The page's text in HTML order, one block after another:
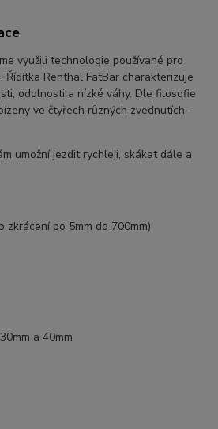
využili technologie používané pro
Řídítka Renthal FatBar charakterizuje
odolnosti a nízké váhy. Dle filosofie
ve čtyřech různých zvednutích -
umožní jezdit rychleji, skákat dále a
zkrácení po 5mm do 700mm)
a 40mm